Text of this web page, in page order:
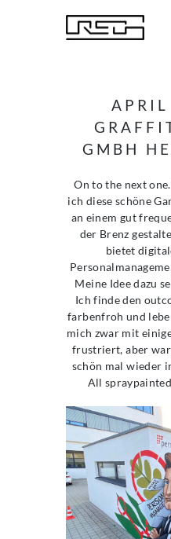
GMBH
On to the next
ich diese schöne
an einem gut
der Brenz
bietet
Meine Idee dazu
Ich finde den
farbenfroh und
mich zwar mit
frustriert, aber
schön mal wieder
All